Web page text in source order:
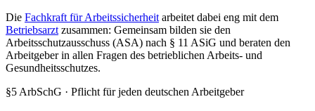
Die Fachkraft für Arbeitssicherheit arbeitet dabei eng mit dem
Betriebsarzt zusammen: Gemeinsam bilden sie den
Arbeitsschutzausschuss (ASA) nach § 11 ASiG und beraten den
Arbeitgeber in allen Fragen des betrieblichen Arbeits- und
Gesundheitsschutzes.
§5 ArbSchG · Pflicht für jeden deutschen Arbeitgeber